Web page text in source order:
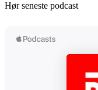
Hør seneste podcast